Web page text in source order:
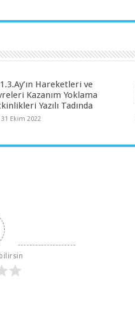
Hareketleri ve
Kazanım Yoklama
Yazılı Tadında
31 Ekim 2022